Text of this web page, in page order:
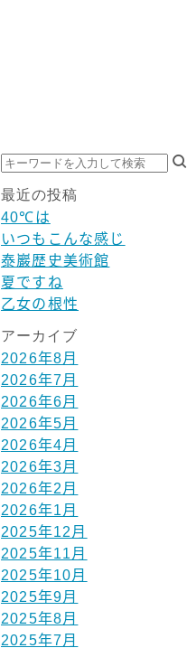
最近の投稿
40℃は
いつもこんな感じ
泰巖歴史美術館
夏ですね
乙女の根性
アーカイブ
2026年8月
2026年7月
2026年6月
2026年5月
2026年4月
2026年3月
2026年2月
2026年1月
2025年12月
2025年11月
2025年10月
2025年9月
2025年8月
2025年7月